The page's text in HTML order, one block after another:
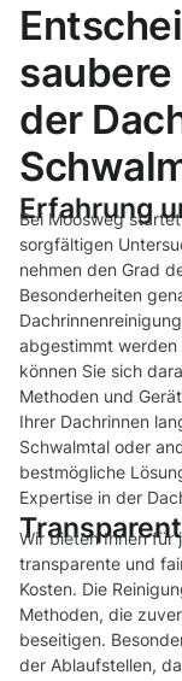
der
Erfahrung
Bei Moosweg
sorgfältigen
nehmen den Grad
Besonderheiten
abgestimmt werden
können Sie sich
Methoden und
Ihrer Dachrinnen
Schwalmtal oder
bestmögliche
Expertise in der
Wir bieten Ihnen für
transparente und
Kosten. Die
Methoden, die
beseitigen.
der Ablaufstellen,